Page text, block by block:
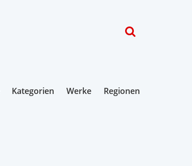
Kategorien Werke Regionen